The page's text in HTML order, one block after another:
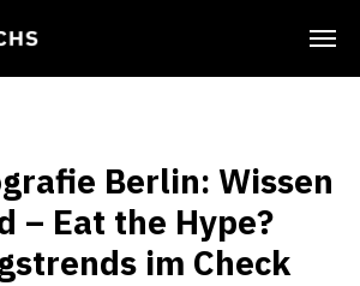
Berlin: Wissen
– Eat the Hype?
im Check